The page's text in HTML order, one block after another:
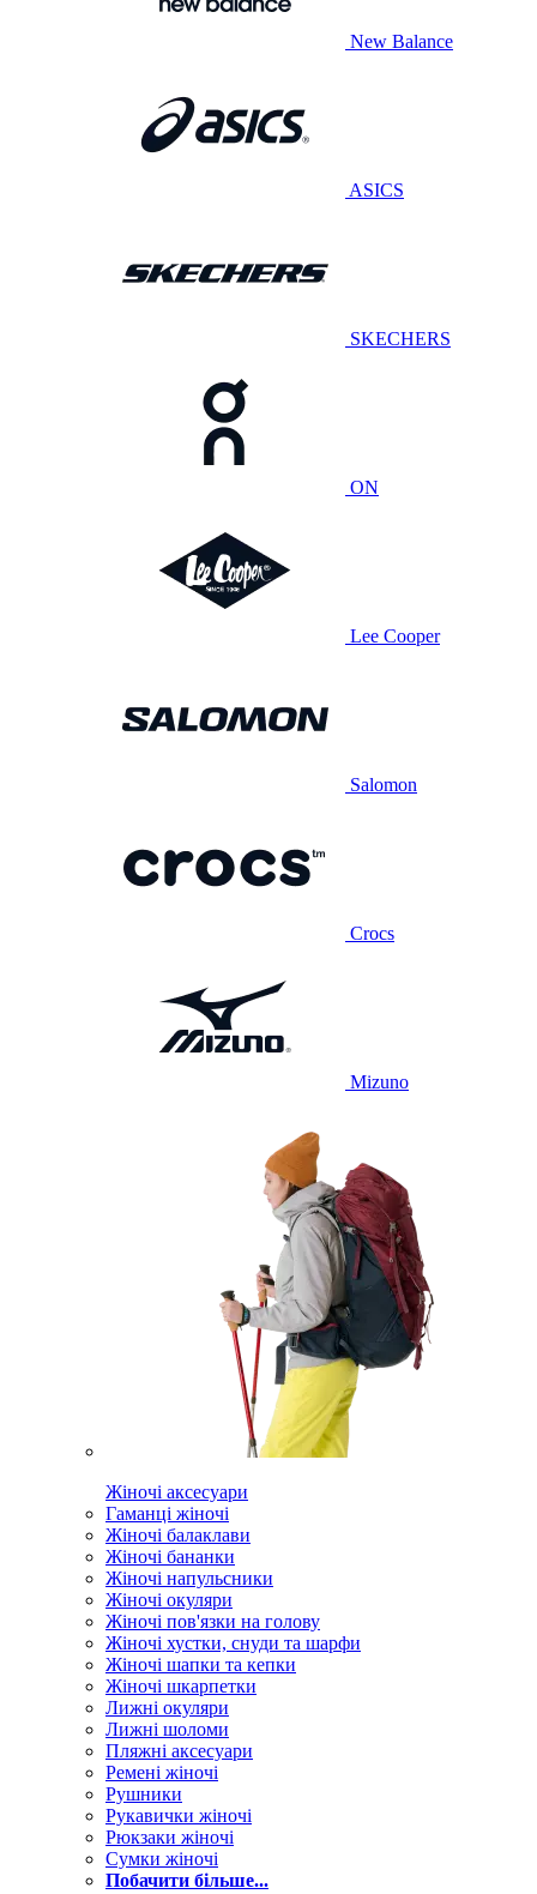
New Balance
ASICS
SKECHERS
ON
Lee Cooper
Salomon
Crocs
Mizuno
Жіночі аксесуари
Гаманці жіночі
Жіночі балаклави
Жіночі бананки
Жіночі напульсники
Жіночі окуляри
Жіночі пов'язки на голову
Жіночі хустки, снуди та шарфи
Жіночі шапки та кепки
Жіночі шкарпетки
Лижні окуляри
Лижні шоломи
Пляжні аксесуари
Ремені жіночі
Рушники
Рукавички жіночі
Рюкзаки жіночі
Сумки жіночі
Побачити більше...